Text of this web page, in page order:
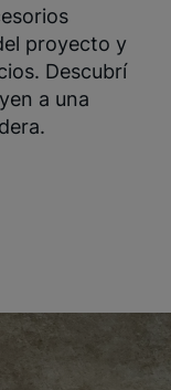
proyecto y
Descubrí
a una